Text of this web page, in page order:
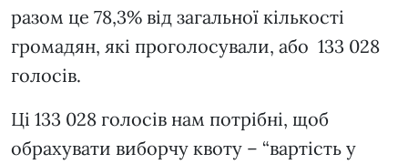
разом це 78,3% від загальної кількості
громадян, які проголосували, або 133 028
голосів.
Ці 133 028 голосів нам потрібні, щоб
обрахувати виборчу квоту – “вартість у